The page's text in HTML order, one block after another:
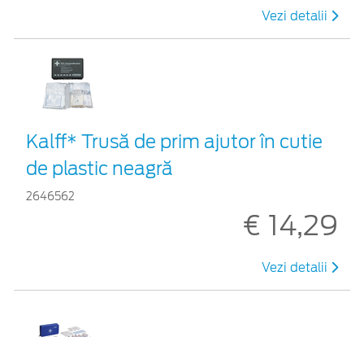
Vezi detalii
Kalff* Trusă de prim ajutor în cutie
de plastic neagră
2646562
€ 14,29
Vezi detalii